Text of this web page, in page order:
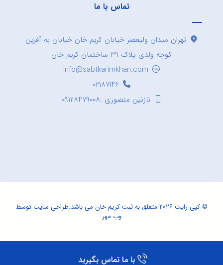
تماس با ما
تهران میدان ولیعصر خیابان کریم خان خیابان به آفرین
کوچه ولدی پلاک ۳۹ ساختمان کریم خان
Info@sabtkarimkhan.com
۰۲۱۸۷۱۴۶
نازنین منصوری :۰۹۱۲۸۴۷۹۰۰۸
© کپی رایت ۲۰۲۶ متعلق به ثبت کریم خان می باشد. طراحی سایتتوسط
وب مهر
با ما تماس بگیرید